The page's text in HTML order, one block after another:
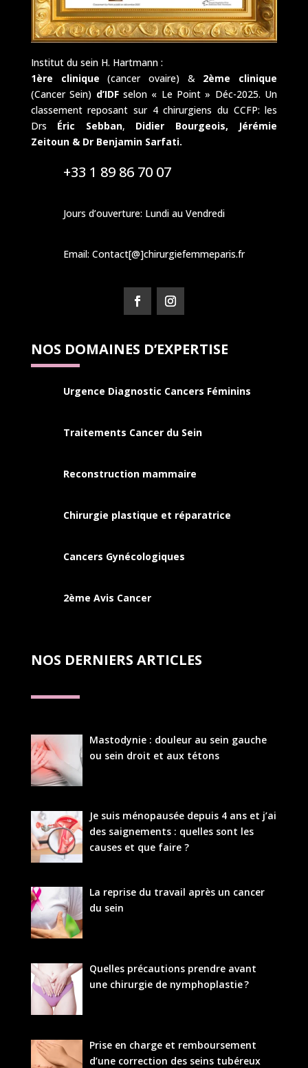
Institut du sein H. Hartmann :
1ère clinique(cancer ovaire) & 2ème clinique
(Cancer Sein) d’IDF selon « Le Point » Déc-2025. Un
classement reposant sur 4 chirurgiens du CCFP: les
Drs Éric Sebban, Didier Bourgeois,
Jérémie
Zeitoun & Dr Benjamin Sarfati.
+33 1 89 86 70 07
Jours d’ouverture: Lundi au Vendredi
Email: Contact[@]chirurgiefemmeparis.fr
NOS DOMAINES D’EXPERTISE
Urgence Diagnostic Cancers Féminins
Traitements Cancer du Sein
Reconstruction mammaire
Chirurgie plastique et réparatrice
Cancers Gynécologiques
2ème Avis Cancer
NOS DERNIERS ARTICLES
Mastodynie : douleur au sein gauche
ou sein droit et aux tétons
Je suis ménopausée depuis 4 ans et j’ai
des saignements : quelles sont les
causes et que faire ?
La reprise du travail après un cancer
du sein
Quelles précautions prendre avant
une chirurgie de nymphoplastie ?
Prise en charge et remboursement
d’une correction des seins tubéreux